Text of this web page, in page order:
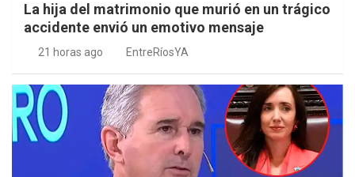
La hija del matrimonio que murió en un trágico
accidente envió un emotivo mensaje
21 horas ago EntreRíosYA